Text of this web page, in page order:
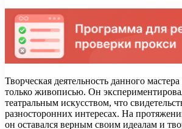
Творческая деятельность данного
только живописью. Он
театральным искусством, что
разносторонних интересах. На
он оставался верным своим идеалам и